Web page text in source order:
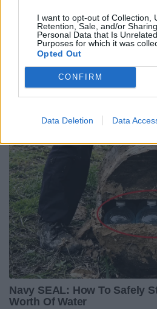
I want to opt-out of Collection,
Retention, Sale, and/or
Personal Data that Is
Purposes for which it was
Opted Out
CONFIRM
Data Deletion Data